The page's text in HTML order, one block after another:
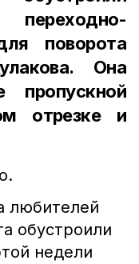
поворота
Она
пропускной
отрезке и
любителей
обустроили
недели